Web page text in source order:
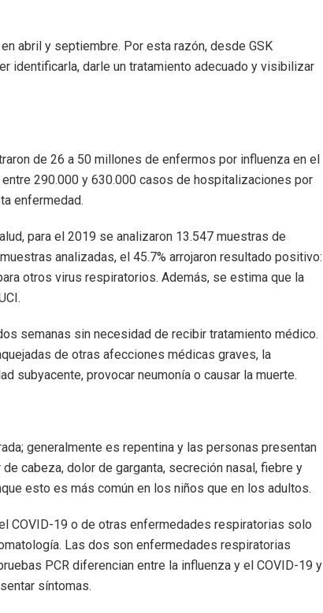
abril y septiembre. Por esta razón, desde GSK
identificarla, darle un tratamiento adecuado y visibilizar
de 26 a 50 millones de enfermos por influenza en el
290.000 y 630.000 casos de hospitalizaciones por
enfermedad.
para el 2019 se analizaron 13.547 muestras de
analizadas, el 45.7% arrojaron resultado positivo:
otros virus respiratorios. Además, se estima que la
semanas sin necesidad de recibir tratamiento médico.
de otras afecciones médicas graves, la
subyacente, provocar neumonía o causar la muerte.
generalmente es repentina y las personas presentan
cabeza, dolor de garganta, secreción nasal, fiebre y
esto es más común en los niños que en los adultos.
COVID-19 o de otras enfermedades respiratorias solo
Las dos son enfermedades respiratorias
PCR diferencian entre la influenza y el COVID-19 y
síntomas.